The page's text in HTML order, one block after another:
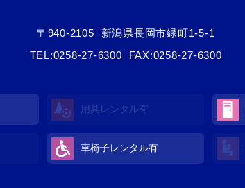
〒940-2105
新潟県長岡市緑町1-5-1
TEL:0258-27-6300 FAX:0258-27-6300
用具レンタル有
車椅子レンタル有